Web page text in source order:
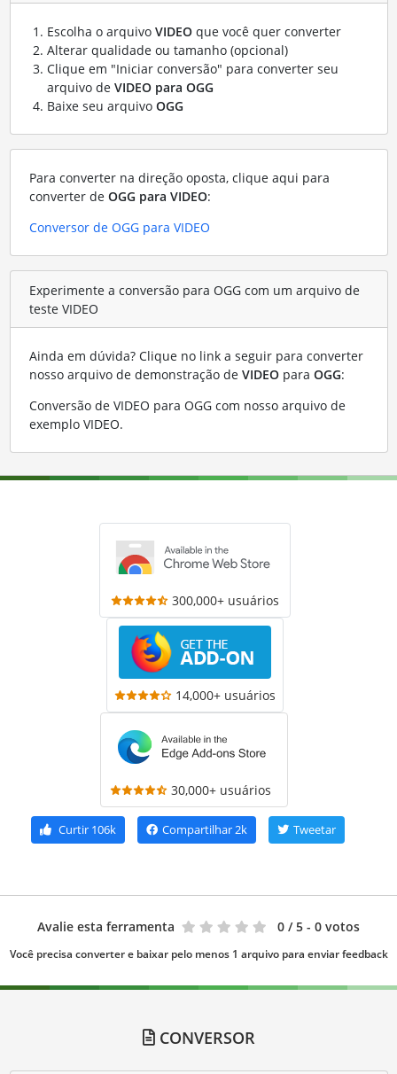
Escolha o arquivo VIDEOque você quer converter
Alterar qualidade ou tamanho (opcional)
Clique em "Iniciar conversão" para converter seu
arquivo de VIDEO para OGG
Baixe seu arquivo OGG
Para converter na direção oposta, clique aqui para
converter de OGG para VIDEO:
Conversor de OGG para VIDEO
Experimente a conversão para OGG com um arquivo de
teste VIDEO
Ainda em dúvida? Clique no link a seguir para converter
nosso arquivo de demonstração de VIDEOpara OGG:
Conversão de VIDEO para OGG com nosso arquivo de
exemplo VIDEO.
300,000+ usuários
14,000+ usuários
30,000+ usuários
Curtir 106k Compartilhar2k Tweetar
Avalie esta ferramenta 0 / 5 - 0 votos
Você precisa converter e baixar pelo menos 1 arquivo para enviar feedback
CONVERSOR